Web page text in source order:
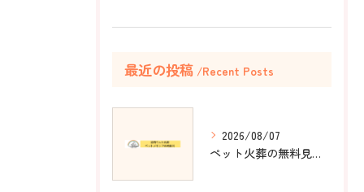
最近の投稿 Recent Posts
2026/08/07
ペット火葬の無料見積もりで安心と丁寧な24時間対応を神奈川県横須賀市で叶える方法